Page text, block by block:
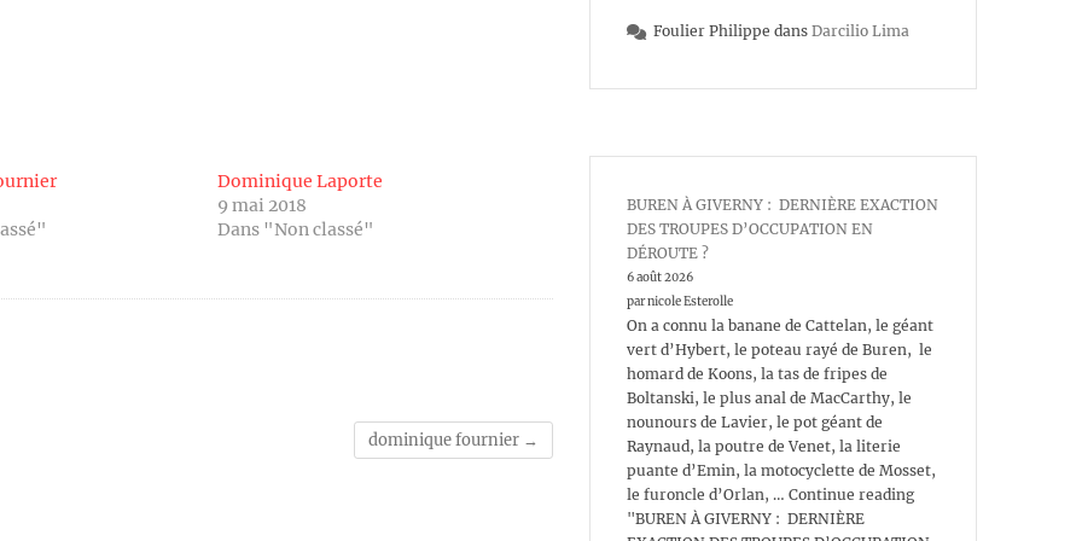
Dominique Laporte
9 mai 2018
Dans "Non classé"
dominique fournier →
Foulier Philippe dans Darcilio Lima
BUREN À GIVERNY : DERNIÈRE EXACTION
DES TROUPES D’OCCUPATION EN
DÉROUTE ?
6 août 2026
par nicole Esterolle
On a connu la banane de Cattelan, le géant
vert d’Hybert, le poteau rayé de Buren, le
homard de Koons, la tas de fripes de
Boltanski, le plus anal de MacCarthy, le
nounours de Lavier, le pot géant de
Raynaud, la poutre de Venet, la literie
puante d’Emin, la motocyclette de Mosset,
le furoncle d’Orlan, … Continue reading
"BUREN À GIVERNY : DERNIÈRE